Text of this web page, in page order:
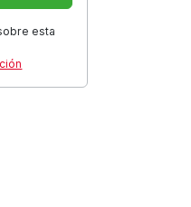
esta